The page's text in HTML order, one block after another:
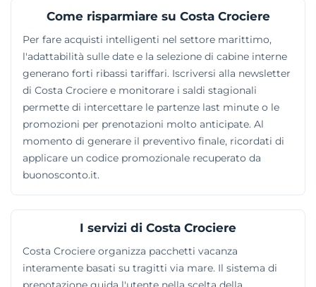
Come risparmiare su Costa Crociere
Per fare acquisti intelligenti nel settore marittimo,
l'adattabilità sulle date e la selezione di cabine interne
generano forti ribassi tariffari. Iscriversi alla newsletter
di Costa Crociere e monitorare i saldi stagionali
permette di intercettare le partenze last minute o le
promozioni per prenotazioni molto anticipate. Al
momento di generare il preventivo finale, ricordati di
applicare un codice promozionale recuperato da
buonosconto.it.
I servizi di Costa Crociere
Costa Crociere organizza pacchetti vacanza
interamente basati su tragitti via mare. Il sistema di